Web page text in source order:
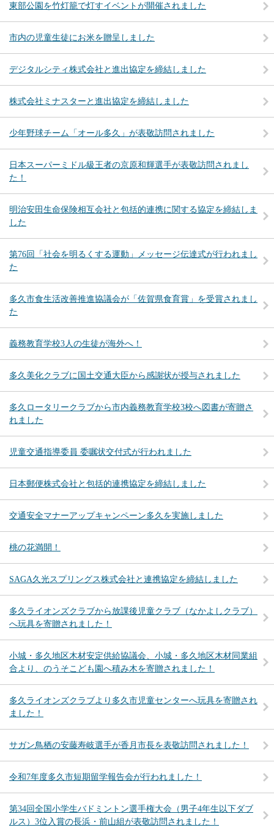
東部公園を竹灯籠で灯すイベントが開催されました
市内の児童生徒にお米を贈呈しました
デジタルシティ株式会社と進出協定を締結しました
株式会社ミナスターと進出協定を締結しました
少年野球チーム「オール多久」が表敬訪問されました
日本スーパーミドル級王者の京原和輝選手が表敬訪問されまし
た！
明治安田生命保険相互会社と包括的連携に関する協定を締結しま
した
第76回「社会を明るくする運動」メッセージ伝達式が行われまし
た
多久市食生活改善推進協議会が「佐賀県食育賞」を受賞されまし
た
義務教育学校3人の生徒が海外へ！
多久美化クラブに国土交通大臣から感謝状が授与されました
多久ロータリークラブから市内義務教育学校3校へ図書が寄贈さ
れました
児童交通指導委員 委嘱状交付式が行われました
日本郵便株式会社と包括的連携協定を締結しました
交通安全マナーアップキャンペーン多久を実施しました
桃の花満開！
SAGA久光スプリングス株式会社と連携協定を締結しました
多久ライオンズクラブから放課後児童クラブ（なかよしクラブ）
へ玩具を寄贈されました！
小城・多久地区木材安定供給協議会、小城・多久地区木材同業組
合より、のうそこども園へ積み木を寄贈されました！
多久ライオンズクラブより多久市児童センターへ玩具を寄贈され
ました！
サガン鳥栖の安藤寿岐選手が香月市長を表敬訪問されました！
令和7年度多久市短期留学報告会が行われました！
第34回全国小学生バドミントン選手権大会（男子4年生以下ダブ
ルス）3位入賞の長浜・前山組が表敬訪問されました！